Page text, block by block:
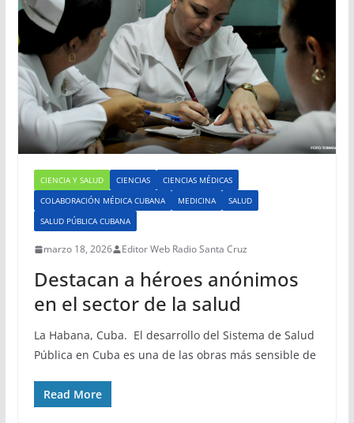
CIENCIA Y SALUD CIENCIAS
CIENCIAS MÉDICAS
COLABORACIÓN MÉDICA CUBANA
MEDICINA
SALUD
SALUD PÚBLICA CUBANA
marzo 18, 2026 Editor Web Radio Santa Cruz
Destacan a héroes anónimos
en el sector de la salud
La Habana, Cuba. El desarrollo del Sistema de Salud
Pública en Cuba es una de las obras más sensible de
Read More